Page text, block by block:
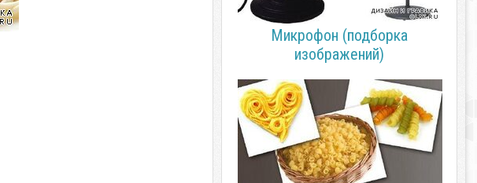
Микрофон (подборка
изображений)